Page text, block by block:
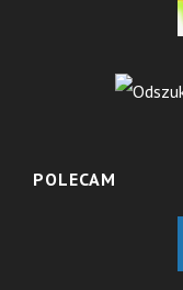
POLECAM